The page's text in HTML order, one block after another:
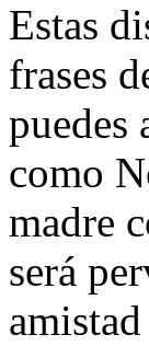
Estas
frases
puedes
como
madre
será